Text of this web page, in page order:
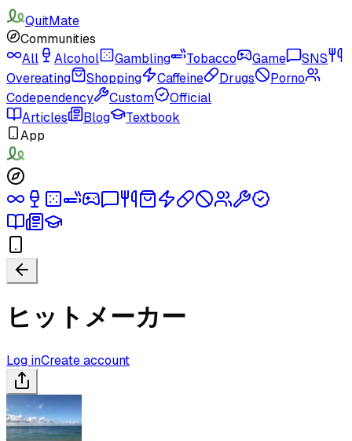
QuitMate
Communities
All
Alcohol Gambling Tobacco Game
SNS
Overeating
Shopping Caffeine Drugs
Porno
Codependency
Custom
Official
Articles
Blog
Textbook
App
ヒットメーカー
Log inCreate account